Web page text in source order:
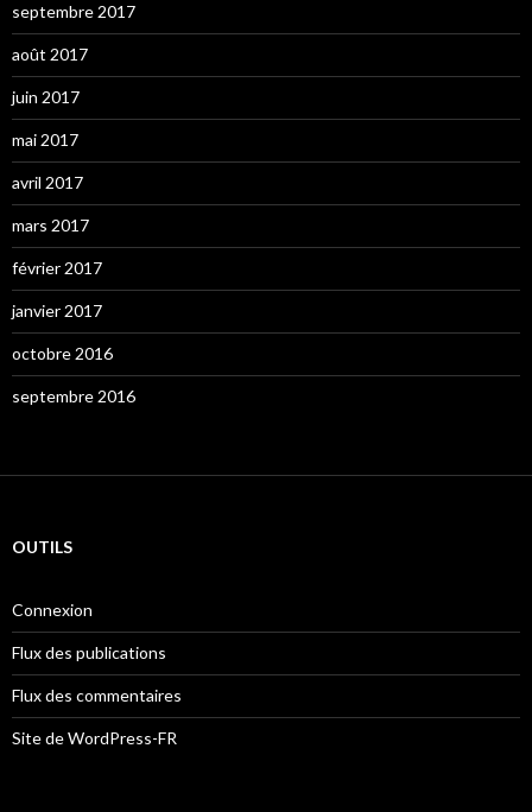
septembre 2017
août 2017
juin 2017
mai 2017
avril 2017
mars 2017
février 2017
janvier 2017
octobre 2016
septembre 2016
OUTILS
Connexion
Flux des publications
Flux des commentaires
Site de WordPress-FR